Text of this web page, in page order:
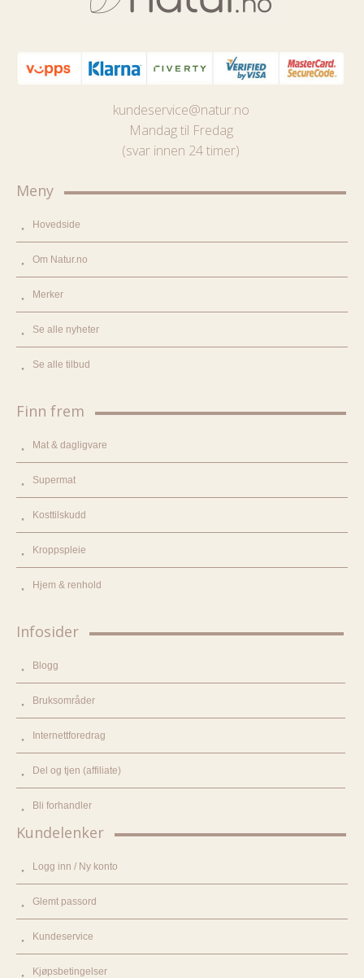
kundeservice@natur.no
Mandag til Fredag
(svar innen 24 timer)
Meny
Hovedside
Om Natur.no
Merker
Se alle nyheter
Se alle tilbud
Finn frem
Mat & dagligvare
Supermat
Kosttilskudd
Kroppspleie
Hjem & renhold
Infosider
Blogg
Bruksområder
Internettforedrag
Del og tjen (affiliate)
Bli forhandler
Kundelenker
Logg inn / Ny konto
Glemt passord
Kundeservice
Kjøpsbetingelser